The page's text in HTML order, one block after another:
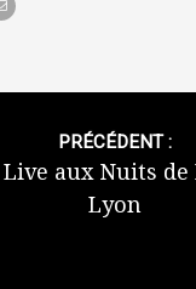
PRÉCÉDENT :
aux Nuits de
Lyon